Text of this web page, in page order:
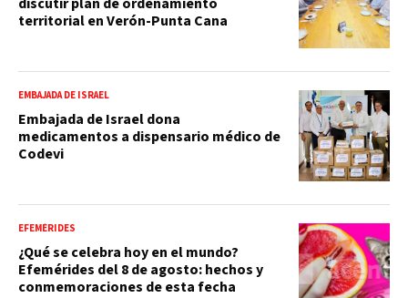
territorial en Verón-Punta Cana
EMBAJADA DE ISRAEL
Embajada de Israel dona
medicamentos a dispensario médico de
Codevi
EFEMÉRIDES
¿Qué se celebra hoy en el mundo?
Efemérides del 8 de agosto: hechos y
conmemoraciones de esta fecha